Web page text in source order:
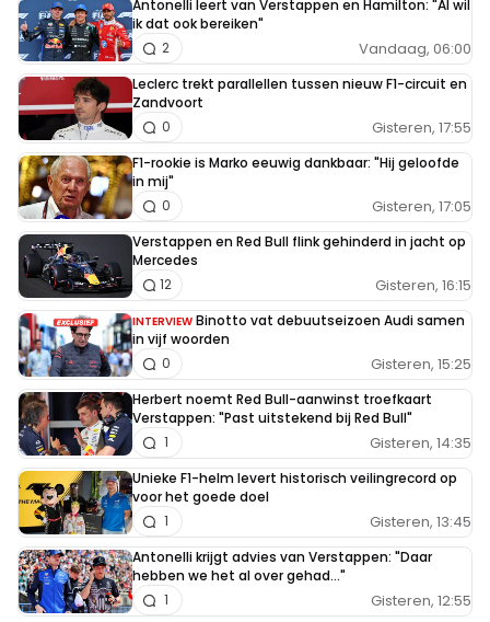
Antonelli leert van Verstappen en Hamilton: "Al wil
ik dat ook bereiken"
Vandaag, 06:00
2
Leclerc trekt parallellen tussen nieuw F1-circuit en
Zandvoort
Gisteren, 17:55
0
F1-rookie is Marko eeuwig dankbaar: "Hij geloofde
in mij"
Gisteren, 17:05
0
Verstappen en Red Bull flink gehinderd in jacht op
Mercedes
Gisteren, 16:15
12
INTERVIEW Binotto vat debuutseizoen Audi samen
in vijf woorden
Gisteren, 15:25
0
Herbert noemt Red Bull-aanwinst troefkaart
Verstappen: "Past uitstekend bij Red Bull"
Gisteren, 14:35
1
Unieke F1-helm levert historisch veilingrecord op
voor het goede doel
Gisteren, 13:45
1
Antonelli krijgt advies van Verstappen: "Daar
hebben we het al over gehad..."
Gisteren, 12:55
1